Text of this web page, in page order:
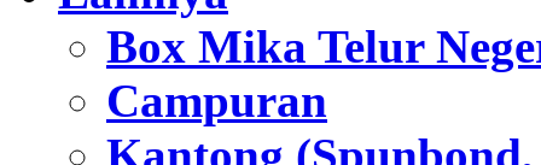
Box Mika Telur
Campuran